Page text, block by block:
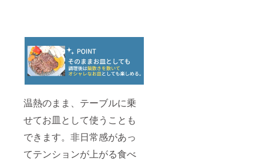
温熱のまま、テーブルに乗
せてお皿として使うことも
できます。非日常感があっ
てテンションが上がる食べ